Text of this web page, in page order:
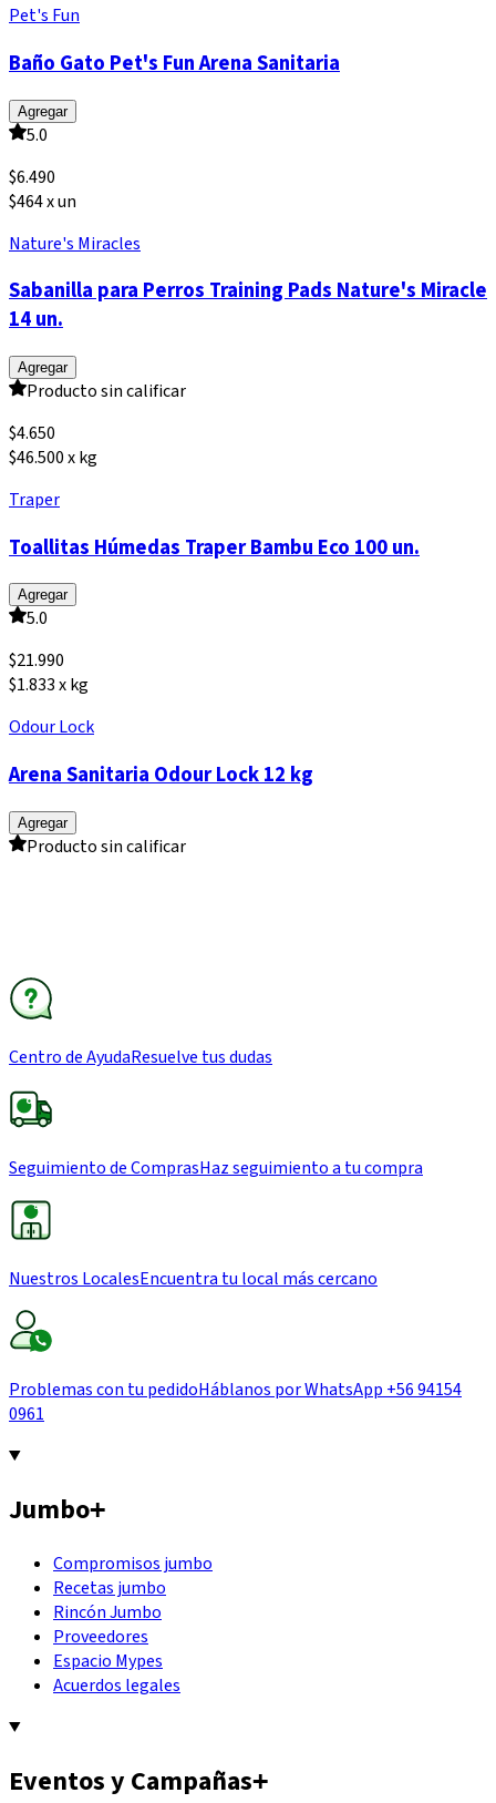
Pet's Fun
Baño Gato Pet's Fun Arena Sanitaria
Agregar
5.0
$6.490
$464 x un
Nature's Miracles
Sabanilla para Perros Training Pads Nature's Miracle
14 un.
Agregar
Producto sin calificar
$4.650
$46.500 x kg
Traper
Toallitas Húmedas Traper Bambu Eco 100 un.
Agregar
5.0
$21.990
$1.833 x kg
Odour Lock
Arena Sanitaria Odour Lock 12 kg
Agregar
Producto sin calificar
Centro de AyudaResuelve tus dudas
Seguimiento de ComprasHaz seguimiento a tu compra
Nuestros LocalesEncuentra tu local más cercano
Problemas con tu pedidoHáblanos por WhatsApp +56 94154
0961
Jumbo+
Compromisos jumbo
Recetas jumbo
Rincón Jumbo
Proveedores
Espacio Mypes
Acuerdos legales
Eventos y Campañas+